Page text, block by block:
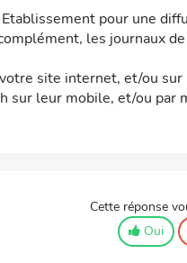
pour une
les journaux
site internet, et/ou
sur leur mobile, et/ou par
Cette réponse
Oui